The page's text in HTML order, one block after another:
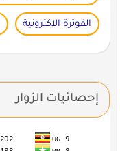
الفوترة الاكترونية
إحصائيات الزوار